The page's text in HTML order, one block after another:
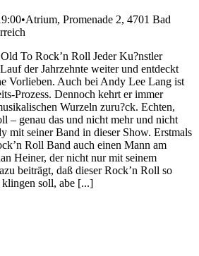
•Atrium, Promenade 2, 4701 Bad
To Rock’n Roll Jeder Ku?nstler
der Jahrzehnte weiter und entdeckt
Vorlieben. Auch bei Andy Lee Lang ist
Prozess. Dennoch kehrt er immer
Wurzeln zuru?ck. Echten,
– genau das und nicht mehr und nicht
mit seiner Band in dieser Show. Erstmals
Roll Band auch einen Mann am
Heiner, der nicht nur mit seinem
beiträgt, daß dieser Rock’n Roll so
soll, abe [...]